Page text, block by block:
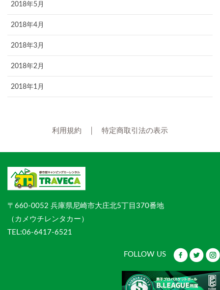
2018年5月
2018年4月
2018年3月
2018年2月
2018年1月
利用規約 特定商取引法の表示
〒660-0052 兵庫県尼崎市大庄北5丁目370番地
（カメウチレンタカー）
TEL:06-6417-6521
FOLLOW US